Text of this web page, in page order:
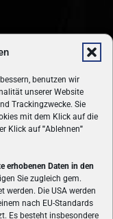
benutzen wir
unserer Website
Trackingzwecke. Sie
mit dem Klick auf die
Klick auf"Ablehnen"
erhobenen Daten in den
Sie zugleich gem.
werden. Die USA werden
nach EU-Standards
Es besteht insbesondere
das älteste Online-